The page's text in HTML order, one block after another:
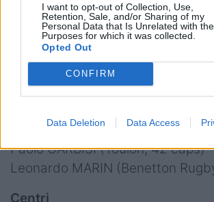
I want to opt-out of Collection, Use,
Retention, Sale, and/or Sharing of my
Personal Data that Is Unrelated with the
Purposes for which it was collected.
Opted Out
CONFIRM
Data Deletion Data Access
Mediani di Mischia
Alessandro GARBISI (Benetton
Martin PAGE-RELO (Lione, 13
Stephen VARNEY (Vannes, 30
Tommaso ALLAN (Perpignan, 81
Paolo GARBISI (Toulon, 42 caps)
Leonardo MARIN (Benetton
Centri